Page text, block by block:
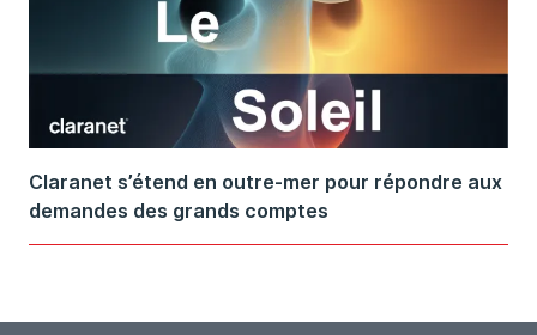
Claranet s’étend en outre-mer pour répondre aux
demandes des grands comptes